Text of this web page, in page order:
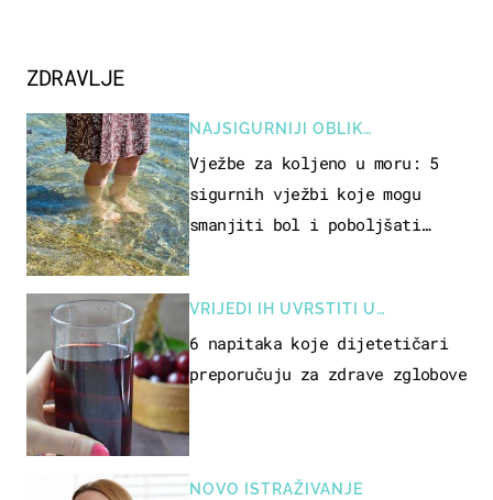
ZDRAVLJE
NAJSIGURNIJI OBLIK
REKREACIJE
Vježbe za koljeno u moru: 5
sigurnih vježbi koje mogu
smanjiti bol i poboljšati
VRIJEDI IH UVRSTITI U
PREHRANU
6 napitaka koje dijetetičari
preporučuju za zdrave zglobove
NOVO ISTRAŽIVANJE